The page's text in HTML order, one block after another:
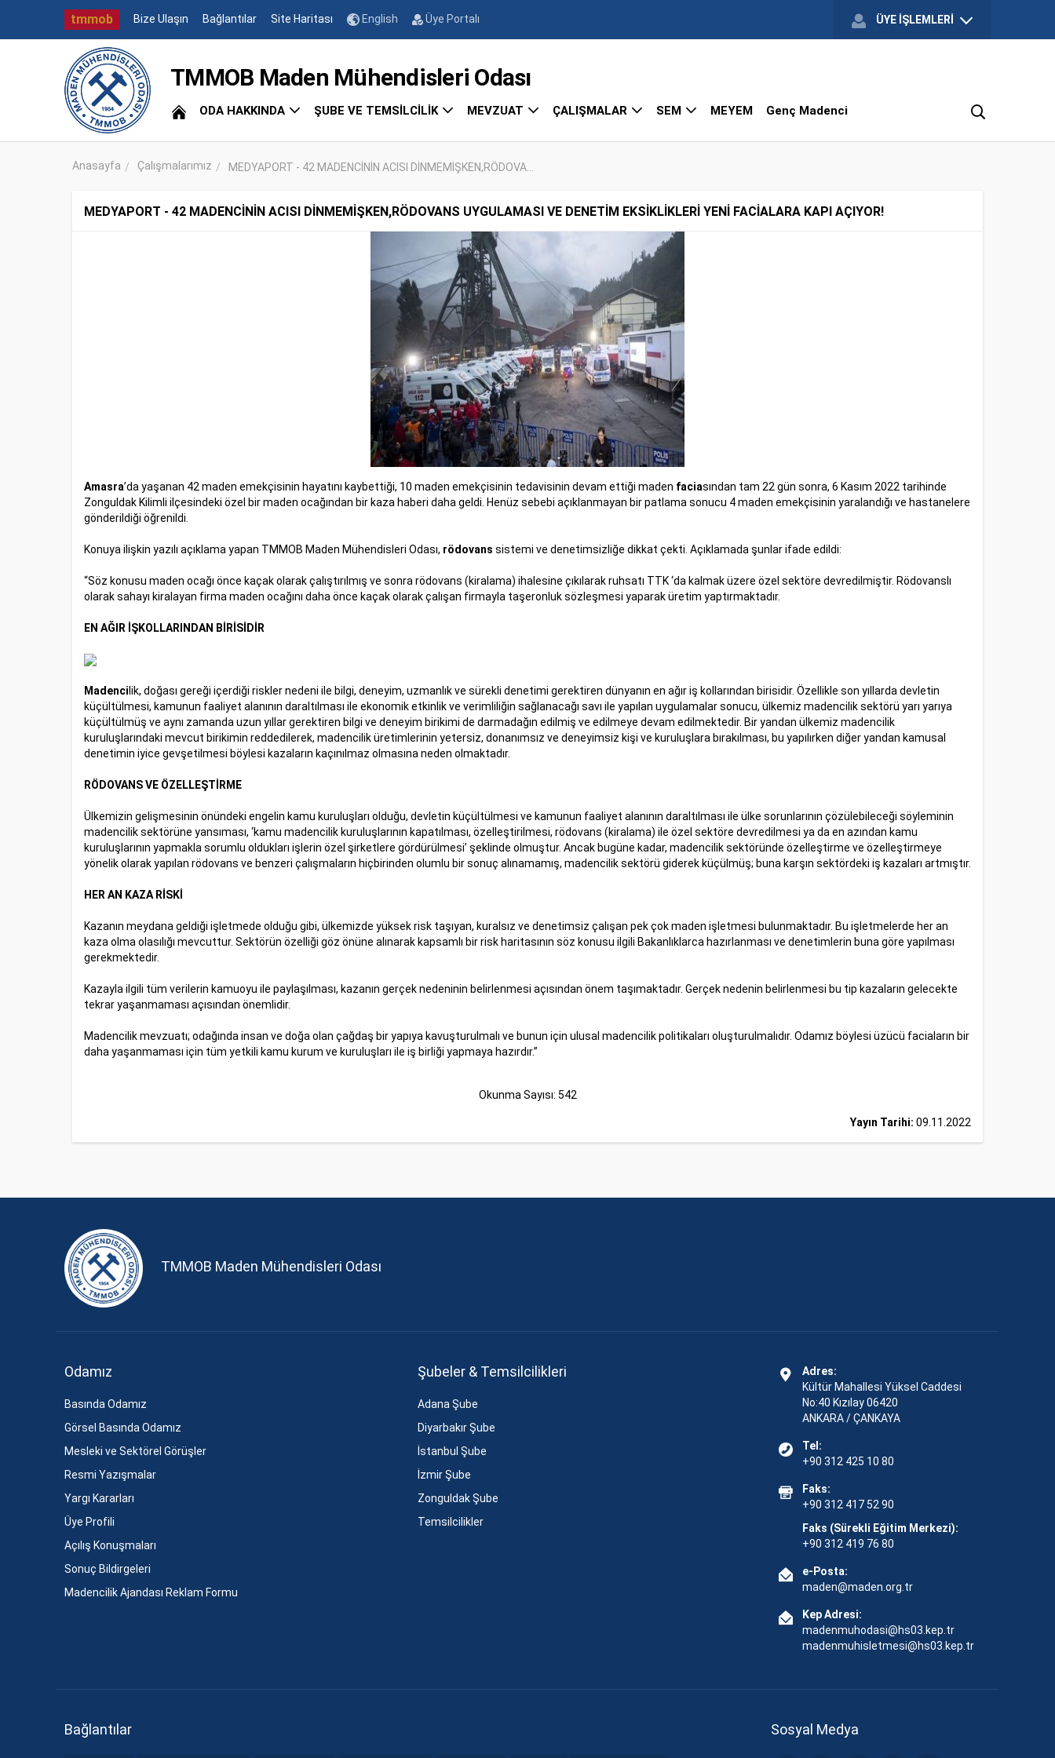
tmmob Bize Ulaşın Bağlantılar Site Haritası English Üye Portalı ÜYE İŞLEMLERİ
TMMOB Maden Mühendisleri Odası
ODA HAKKINDA ŞUBE VE TEMSİLCİLİK MEVZUAT ÇALIŞMALAR SEM MEYEM Genç Madenci
Anasayfa Çalışmalarımız MEDYAPORT - 42 MADENCİNİN ACISI DİNMEMİŞKEN,RÖDOVA...
MEDYAPORT - 42 MADENCİNİN ACISI DİNMEMİŞKEN,RÖDOVANS UYGULAMASI VE DENETİM EKSİKLİKLERİ YENİ FACİALARA KAPI AÇIYOR!
Amasra’da yaşanan 42 maden emekçisinin hayatını kaybettiği, 10 maden emekçisinin tedavisinin devam ettiği maden faciasından tam 22 gün sonra, 6 Kasım 2022 tarihinde
Zonguldak Kilimli ilçesindeki özel bir maden ocağından bir kaza haberi daha geldi. Henüz sebebi açıklanmayan bir patlama sonucu 4 maden emekçisinin yaralandığı ve hastanelere
gönderildiği öğrenildi.
Konuya ilişkin yazılı açıklama yapan TMMOB Maden Mühendisleri Odası, rödovans sistemi ve denetimsizliğe dikkat çekti. Açıklamada şunlar ifade edildi:
“Söz konusu maden ocağı önce kaçak olarak çalıştırılmış ve sonra rödovans (kiralama) ihalesine çıkılarak ruhsatı TTK ‘da kalmak üzere özel sektöre devredilmiştir. Rödovanslı
olarak sahayı kiralayan firma maden ocağını daha önce kaçak olarak çalışan firmayla taşeronluk sözleşmesi yaparak üretim yaptırmaktadır.
EN AĞIR İŞKOLLARINDAN BİRİSİDİR
Madenci lik, doğası gereği içerdiği riskler nedeni ile bilgi, deneyim, uzmanlık ve sürekli denetimi gerektiren dünyanın en ağır iş kollarından birisidir. Özellikle son yıllarda devletin
küçültülmesi, kamunun faaliyet alanının daraltılması ile ekonomik etkinlik ve verimliliğin sağlanacağı savı ile yapılan uygulamalar sonucu, ülkemiz madencilik sektörü yarı yarıya
küçültülmüş ve aynı zamanda uzun yıllar gerektiren bilgi ve deneyim birikimi de darmadağın edilmiş ve edilmeye devam edilmektedir. Bir yandan ülkemiz madencilik
kuruluşlarındaki mevcut birikimin reddedilerek, madencilik üretimlerinin yetersiz, donanımsız ve deneyimsiz kişi ve kuruluşlara bırakılması, bu yapılırken diğer yandan kamusal
denetimin iyice gevşetilmesi böylesi kazaların kaçınılmaz olmasına neden olmaktadır.
RÖDOVANS VE ÖZELLEŞTİRME
Ülkemizin gelişmesinin önündeki engelin kamu kuruluşları olduğu, devletin küçültülmesi ve kamunun faaliyet alanının daraltılması ile ülke sorunlarının çözülebileceği söyleminin
madencilik sektörüne yansıması, ‘kamu madencilik kuruluşlarının kapatılması, özelleştirilmesi, rödovans (kiralama) ile özel sektöre devredilmesi ya da en azından kamu
kuruluşlarının yapmakla sorumlu oldukları işlerin özel şirketlere gördürülmesi’ şeklinde olmuştur. Ancak bugüne kadar, madencilik sektöründe özelleştirme ve özelleştirmeye
yönelik olarak yapılan rödovans ve benzeri çalışmaların hiçbirinden olumlu bir sonuç alınamamış, madencilik sektörü giderek küçülmüş; buna karşın sektördeki iş kazaları artmıştır.
HER AN KAZA RİSKİ
Kazanın meydana geldiği işletmede olduğu gibi, ülkemizde yüksek risk taşıyan, kuralsız ve denetimsiz çalışan pek çok maden işletmesi bulunmaktadır. Bu işletmelerde her an
kaza olma olasılığı mevcuttur. Sektörün özelliği göz önüne alınarak kapsamlı bir risk haritasının söz konusu ilgili Bakanlıklarca hazırlanması ve denetimlerin buna göre yapılması
gerekmektedir.
Kazayla ilgili tüm verilerin kamuoyu ile paylaşılması, kazanın gerçek nedeninin belirlenmesi açısından önem taşımaktadır. Gerçek nedenin belirlenmesi bu tip kazaların gelecekte
tekrar yaşanmaması açısından önemlidir.
Madencilik mevzuatı; odağında insan ve doğa olan çağdaş bir yapıya kavuşturulmalı ve bunun için ulusal madencilik politikaları oluşturulmalıdır. Odamız böylesi üzücü faciaların bir
daha yaşanmaması için tüm yetkili kamu kurum ve kuruluşları ile iş birliği yapmaya hazırdır.”
Okunma Sayısı: 542
Yayın Tarihi: 09.11.2022
TMMOB Maden Mühendisleri Odası
Odamız
Basında Odamız
Görsel Basında Odamız
Mesleki ve Sektörel Görüşler
Resmi Yazışmalar
Yargı Kararları
Üye Profili
Açılış Konuşmaları
Sonuç Bildirgeleri
Madencilik Ajandası Reklam Formu
Şubeler & Temsilcilikleri
Adana Şube
Diyarbakır Şube
İstanbul Şube
İzmir Şube
Zonguldak Şube
Temsilcilikler
Adres:
Kültür Mahallesi Yüksel Caddesi
No:40 Kızılay 06420
ANKARA / ÇANKAYA
Tel:
+90 312 425 10 80
Faks:
+90 312 417 52 90
Faks (Sürekli Eğitim Merkezi):
+90 312 419 76 80
e-Posta:
maden@maden.org.tr
Kep Adresi:
madenmuhodasi@hs03.kep.tr
madenmuhisletmesi@hs03.kep.tr
Bağlantılar Sosyal Medya